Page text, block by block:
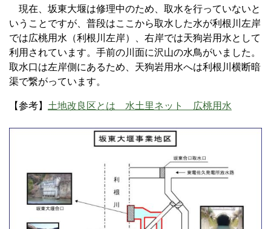
現在、坂東大堰は修理中のため、取水を行っていないと
いうことですが、普段はここから取水した水が利根川左岸
では広桃用水（利根川左岸）、右岸では天狗岩用水として
利用されています。手前の川面に沢山の水鳥がいました。
取水口は左岸側にあるため、天狗岩用水へは利根川横断暗
渠で繋がっています。
【参考】 土地改良区とは 水土里ネット 広桃用水